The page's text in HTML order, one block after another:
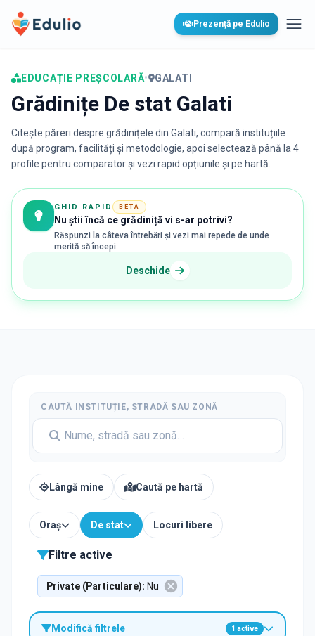
Edulio Prezență pe Edulio
EDUCAȚIE PREȘCOLARĂ• GALATI
Grădinițe De stat Galati
Citește păreri despre grădinițele din Galati, compară instituțiile
după program, facilități și metodologie, apoi selectează până la 4
profile pentru comparator și vezi rapid opțiunile și pe hartă.
GHID RAPID BETA
Nu știi încă ce grădiniță vi s-ar potrivi?
Răspunzi la câteva întrebări și vezi mai repede de unde
merită să începi.
Deschide
CAUTĂ INSTITUȚIE, STRADĂ SAU ZONĂ
Lângă mine Caută pe hartă
Oraș De stat Locuri libere
Filtre active
Private (Particulare): Nu
Modifică filtrele 1 active